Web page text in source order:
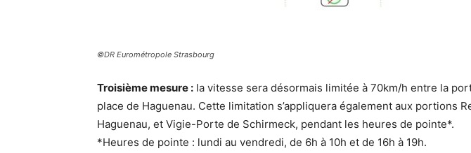
©DR Eurométropole Strasbourg
Troisième mesure : la vitesse sera désormais limitée à 70km/h entre la
place de Haguenau. Cette limitation s’appliquera également aux portions
Haguenau, et Vigie-Porte de Schirmeck, pendant les heures de pointe*.
*Heures de pointe : lundi au vendredi, de 6h à 10h et de 16h à 19h.